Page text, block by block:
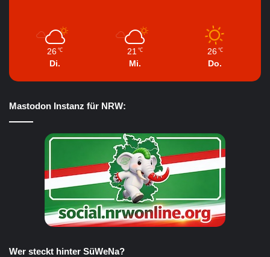
26 ℃
Di.
21 ℃
Mi.
26 ℃
Do.
Mastodon Instanz für NRW:
Wer steckt hinter SüWeNa?